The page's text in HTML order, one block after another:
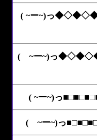
( ~ー~)っ
( ~ー~)っ
( ~ー~)っ
( ~ー~)っ